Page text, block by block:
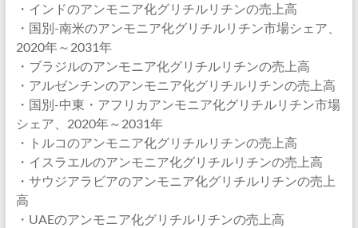
・インドのアンモニア化グリチルリチンの売上高
・国別-南米のアンモニア化グリチルリチン市場シェア、
2020年～2031年
・ブラジルのアンモニア化グリチルリチンの売上高
・アルゼンチンのアンモニア化グリチルリチンの売上高
・国別-中東・アフリカアンモニア化グリチルリチン市場
シェア、2020年～2031年
・トルコのアンモニア化グリチルリチンの売上高
・イスラエルのアンモニア化グリチルリチンの売上高
・サウジアラビアのアンモニア化グリチルリチンの売上
高
・UAEのアンモニア化グリチルリチンの売上高